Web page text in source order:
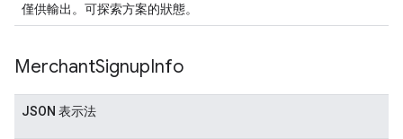
僅供輸出。可探索方案的狀態。
MerchantSignupInfo
JSON 表示法